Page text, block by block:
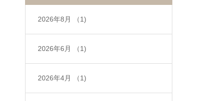
2026年8月 （1)
2026年6月 （1)
2026年4月 （1)